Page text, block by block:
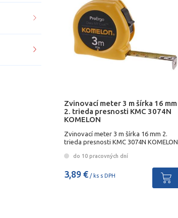
Zvinovací meter 3 m šírka 16 mm
2. trieda presnosti KMC 3074N
KOMELON
Zvinovací meter 3 m šírka 16 mm 2.
trieda presnosti KMC 3074N KOMELON
do 10 pracovných dní
3,89 € / ks s DPH